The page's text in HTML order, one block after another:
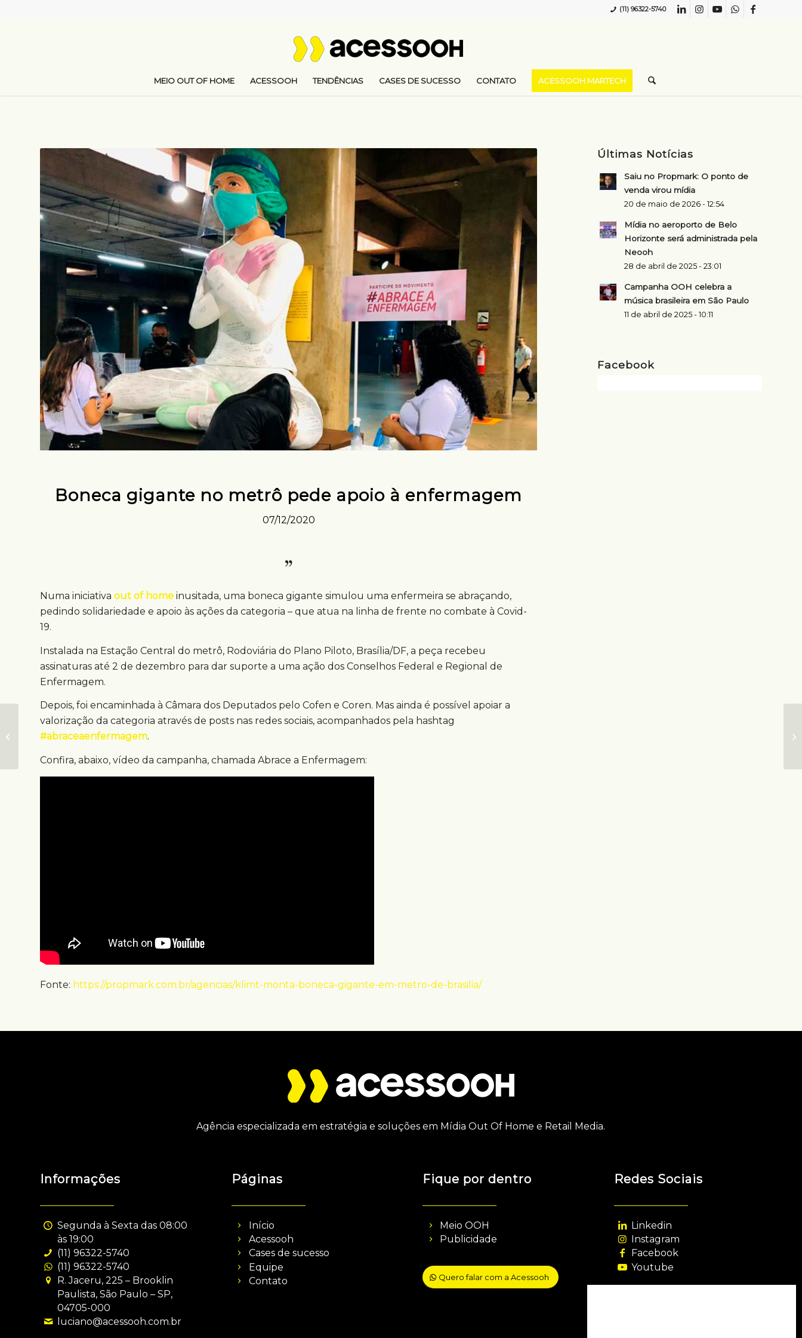
(11) 96322-5740
MEIO OUT OF HOME ACESSOOH TENDÊNCIAS CASES DE SUCESSO CONTATO ACESSOOH MARTECH
Boneca gigante no metrô pede apoio à enfermagem
07/12/2020
Numa iniciativa out of home inusitada, uma boneca gigante simulou uma enfermeira se abraçando,
pedindo solidariedade e apoio às ações da categoria – que atua na linha de frente no combate à Covid-
19.
Instalada na Estação Central do metrô, Rodoviária do Plano Piloto, Brasília/DF, a peça recebeu
assinaturas até 2 de dezembro para dar suporte a uma ação dos Conselhos Federal e Regional de
Enfermagem.
Depois, foi encaminhada à Câmara dos Deputados pelo Cofen e Coren. Mas ainda é possível apoiar a
valorização da categoria através de posts nas redes sociais, acompanhados pela hashtag
#abraceaenfermagem.
Confira, abaixo, vídeo da campanha, chamada Abrace a Enfermagem:
Fonte: https://propmark.com.br/agencias/klimt-monta-boneca-gigante-em-metro-de-brasilia/
Últimas Notícias
Saiu no Propmark: O ponto de
venda virou mídia
20 de maio de 2026 - 12:54
Mídia no aeroporto de Belo
Horizonte será administrada pela
Neooh
28 de abril de 2025 - 23:01
Campanha OOH celebra a
música brasileira em São Paulo
11 de abril de 2025 - 10:11
Facebook
Agência especializada em estratégia e soluções em Mídia Out Of Home e Retail Media.
Informações
Segunda à Sexta das 08:00
às 19:00
(11) 96322-5740
(11) 96322-5740
R. Jaceru, 225 – Brooklin
Paulista, São Paulo – SP,
04705-000
luciano@acessooh.com.br
Páginas
Início
Acessooh
Cases de sucesso
Equipe
Contato
Fique por dentro
Meio OOH
Publicidade
Quero falar com a Acessooh
Redes Sociais
Linkedin
Instagram
Facebook
Youtube
Luminna Fest leva
experiência de Natal
distanciamento